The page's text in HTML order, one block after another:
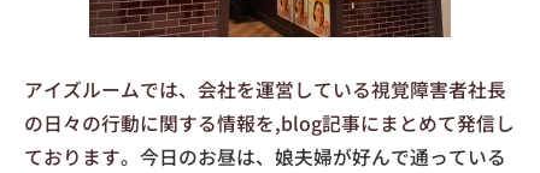
アイズルームでは、会社を運営している視覚障害者社長
の日々の行動に関する情報を,blog記事にまとめて発信し
ております。 今日のお昼は、娘夫婦が好んで通っている